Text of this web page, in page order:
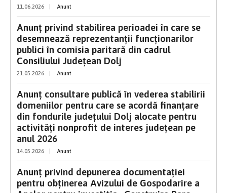
11.06.2026 Anunt
Anunț privind stabilirea perioadei în care se
desemnează reprezentanții funcționarilor
publici în comisia paritară din cadrul
Consiliului Județean Dolj
21.05.2026 Anunt
Anunț consultare publică în vederea stabilirii
domeniilor pentru care se acordă finanțare
din fondurile județului Dolj alocate pentru
activități nonprofit de interes județean pe
anul 2026
14.05.2026 Anunt
Anunț privind depunerea documentației
pentru obținerea Avizului de Gospodarire a